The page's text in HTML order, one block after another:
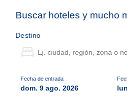
Buscar hoteles y mucho
Destino
Fecha de entrada
dom. 9 ago. 2026